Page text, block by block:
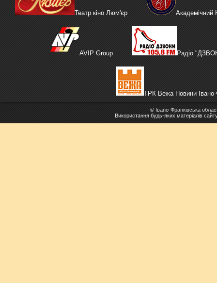
Театр кіно Люм'єр Академічний
AVIP Group Радіо
ТРК Вежа Новини Івано-
© Івано-Франківська
Використання будь-яких матеріалів